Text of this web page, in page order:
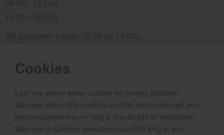
Cookies
Laat ons weten welke cookies we mogen plaatsen.
Wanneer essentiële cookies aanklikt verzamelen wij geen
persoonsgegevens en help je ons de site te verbeteren.
Wanneer je Cookies accepteren aanklikt krijg je een
Aanmelden nieuwsbrief